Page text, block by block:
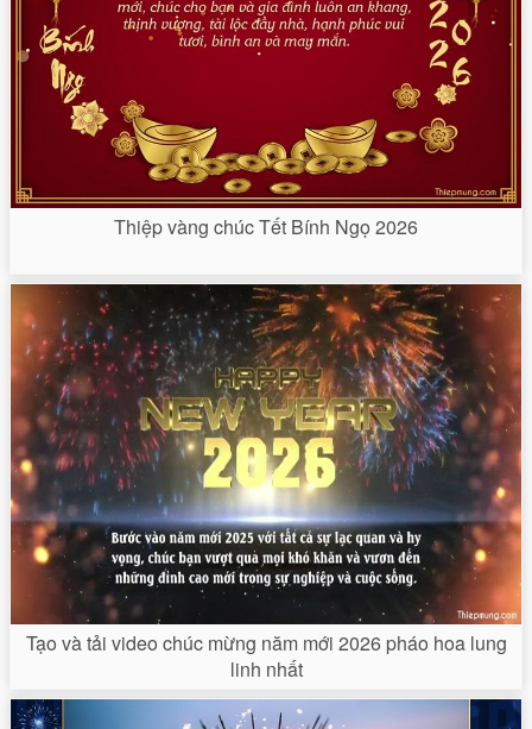
Thiệp vàng chúc Tết Bính Ngọ 2026
Tạo và tải video chúc mừng năm mới 2026 pháo hoa lung
linh nhất